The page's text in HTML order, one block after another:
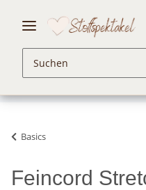
Basics
Feincord